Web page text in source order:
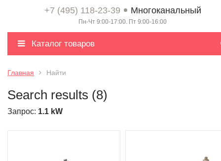
+7 (495) 118-23-39 Многоканальный
Пн-Чт 9:00-17:00. Пт 9:00-16:00
Каталог товаров
Главная Найти
Search results (8)
Запрос: 1.1 kW